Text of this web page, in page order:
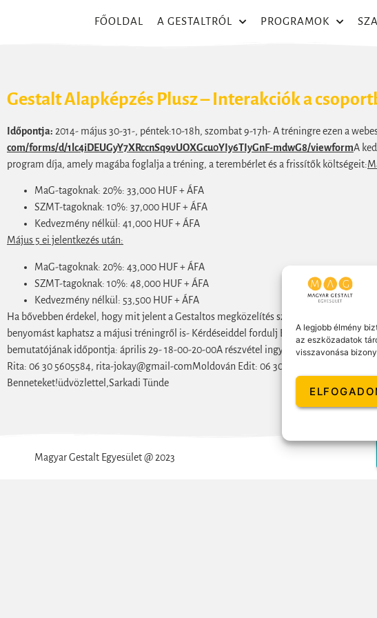
A legjobb élmény
az eszközadatok
visszavonása
FŐOLDAL A GESTALTRÓL PROGRAMOK
Gestalt Alapképzés Plusz – Interakciók a
Időpontja: 2014- május 30-31-, péntek:10-18h, szombat 9-17h- A tréningre ezen a
com/forms/d/1lc4iDEUGyY7XRccnSq9vUOXGcu0YIy6TIyGnF-mdwG8/viewformA
program díja, amely magába foglalja a tréning, a terembérlet és a frissítők költségeit:
MaG-tagoknak: 20%: 33,000 HUF + ÁFA
SZMT-tagoknak: 10%: 37,000 HUF + ÁFA
Kedvezmény nélkül: 41,000 HUF + ÁFA
Május 5 ei jelentkezés után:
MaG-tagoknak: 20%: 43,000 HUF + ÁFA
SZMT-tagoknak: 10%: 48,000 HUF + ÁFA
Kedvezmény nélkül: 53,500 HUF + ÁFA
Ha bővebben érdekel, hogy mit jelent a Gestaltos megközelítés szerinti csoport,
benyomást kaphatsz a májusi tréningről is- Kérdéseiddel fordulj Edithez és Ritához
bemutatójának időpontja: április 29- 18-00-20-00A részvétel ingyenes, de előzetes
Rita: 06 30 5605584, rita-jokay@gmail-comMoldován Edit: 06 30 9902569,
Benneteket!üdvözlettel,Sarkadi Tünde
Magyar Gestalt Egyesület @ 2023